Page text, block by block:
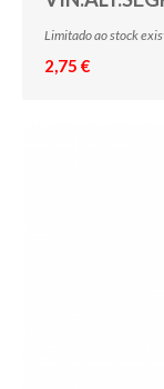
Limitado ao stock
2,75 €